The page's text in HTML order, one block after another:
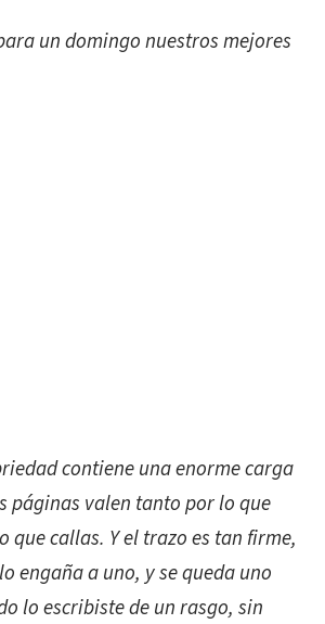
un domingo nuestros mejores
contiene una enorme carga
páginas valen tanto por lo que
que callas. Y el trazo es tan firme,
engaña a uno, y se queda uno
lo escribiste de un rasgo, sin